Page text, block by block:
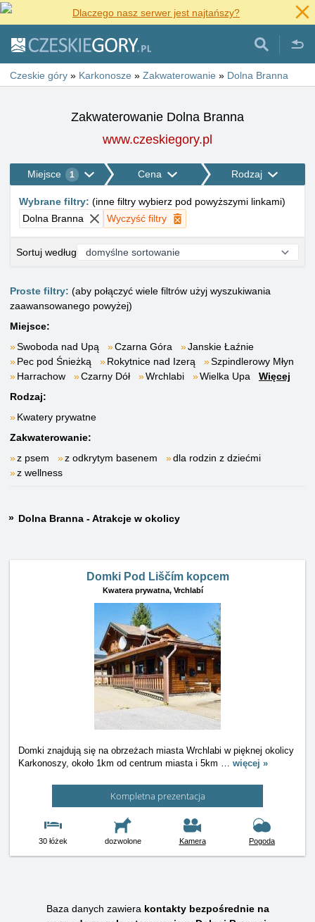
Dlaczego nasz serwer jest najtańszy?
Czeskie góry » Karkonosze » Zakwaterowanie » Dolna Branna
Zakwaterowanie Dolna Branna
www.czeskiegory.pl
Miejsce 1 Cena Rodzaj
Wybrane filtry: (inne filtry wybierz pod powyższymi linkami)
Dolna Branna
Wyczyść filtry
Sortuj według
Proste filtry: (aby połączyć wiele filtrów użyj wyszukiwania
zaawansowanego powyżej)
Miejsce:
Swoboda nad Upą
Czarna Góra
Janskie Łaźnie
Pec pod Śnieżką
Rokytnice nad Izerą
Szpindlerowy Młyn
Harrachow
Czarny Dół Wrchlabi Wielka Upa
Więcej
Rodzaj:
Kwatery prywatne
Zakwaterowanie:
z psem
z odkrytym basenem
dla rodzin z dziećmi
z wellness
Dolna Branna - Atrakcje w okolicy
Domki Pod Liščím kopcem
Kwatera prywatna, Vrchlabí
Domki znajdują się na obrzeżach miasta Wrchlabi w pięknej okolicy
Karkonoszy, około 1km od centrum miasta i 5km … więcej »
Kompletna prezentacja
30 łóżek dozwolone Kamera Pogoda
Baza danych zawiera kontakty bezpośrednie na